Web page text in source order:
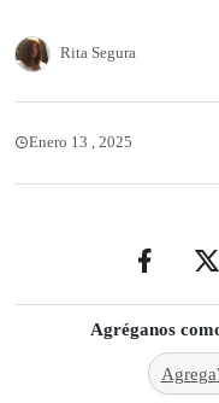
Rita Segura
Enero 13 , 2025
Agréganos
Agrega